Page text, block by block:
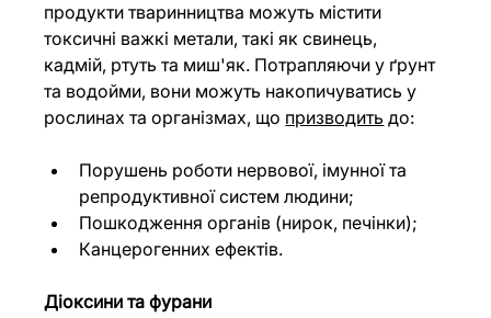
продукти тваринництва можуть містити
токсичні важкі метали, такі як свинець,
кадмій, ртуть та миш'як. Потрапляючи у ґрунт
та водойми, вони можуть накопичуватись у
рослинах та організмах, що призводить до:
Порушень роботи нервової, імунної та
репродуктивної систем людини;
Пошкодження органів (нирок, печінки);
Канцерогенних ефектів.
Діоксини та фурани